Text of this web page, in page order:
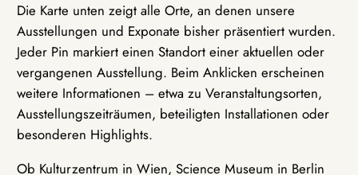
Die Karte unten zeigt alle Orte, an denen unsere
Ausstellungen und Exponate bisher präsentiert wurden.
Jeder Pin markiert einen Standort einer aktuellen oder
vergangenen Ausstellung. Beim Anklicken erscheinen
weitere Informationen – etwa zu Veranstaltungsorten,
Ausstellungszeiträumen, beteiligten Installationen oder
besonderen Highlights.
Ob Kulturzentrum in Wien, Science Museum in Berlin